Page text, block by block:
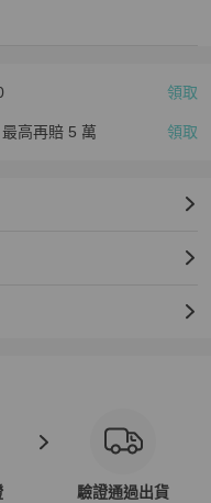
領取
高再賠 5 萬 領取
驗證通過出貨